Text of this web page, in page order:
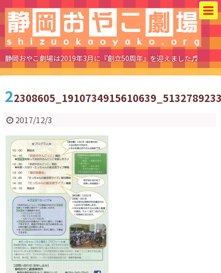
静岡おやこ劇場は2019年3月に『創立50周年』を迎えました♬
2
2017/12/3